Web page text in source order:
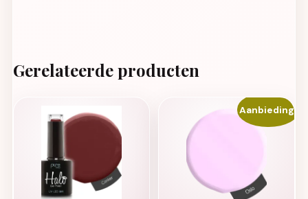
Gerelateerde producten
Aanbieding!